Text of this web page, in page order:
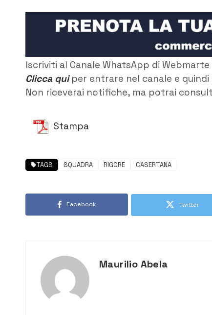
Iscriviti al Canale WhatsApp di
Clicca quiper entrare nel canale e
Non riceverai notifiche, ma potrai
Stampa
TAGS SQUADRA RIGORE CASERTANA
Facebook Twitter
Maurilio Abela